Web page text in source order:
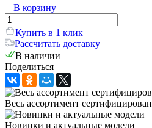
В корзину
Купить в 1 клик
Рассчитать доставку
В наличии
Поделиться
Весь ассортимент сертифицирован
Новинки и актуальные модели